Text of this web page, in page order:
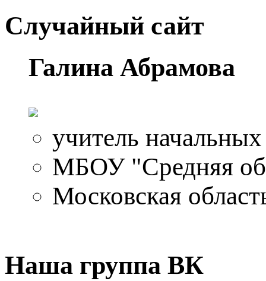
Случайный сайт
Галина Абрамова
учитель начальных
МБОУ "Средняя
Московская
Наша группа ВК